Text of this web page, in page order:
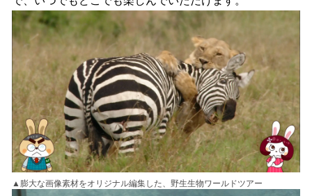
▲膨大な画像素材をオリジナル編集した、野生生物ワールドツアー